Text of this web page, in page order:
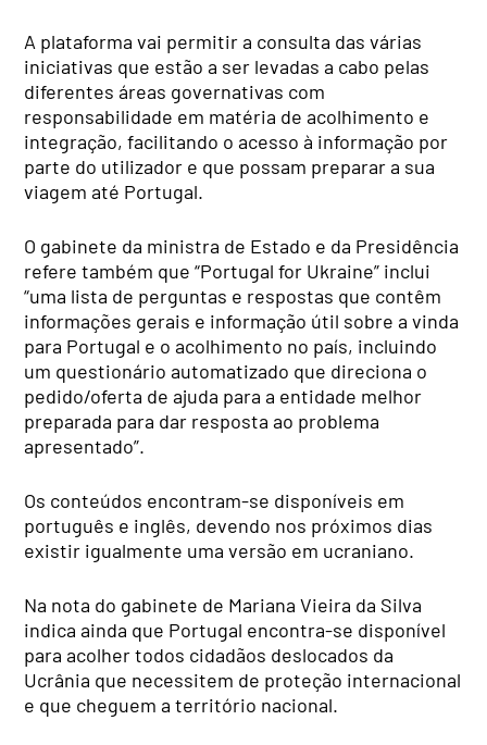
A plataforma vai permitir a consulta das várias
iniciativas que estão a ser levadas a cabo pelas
diferentes áreas governativas com
responsabilidade em matéria de acolhimento e
integração, facilitando o acesso à informação por
parte do utilizador e que possam preparar a sua
viagem até Portugal.
O gabinete da ministra de Estado e da Presidência
refere também que “Portugal for Ukraine” inclui
“uma lista de perguntas e respostas que contêm
informações gerais e informação útil sobre a vinda
para Portugal e o acolhimento no país, incluindo
um questionário automatizado que direciona o
pedido/oferta de ajuda para a entidade melhor
preparada para dar resposta ao problema
apresentado”.
Os conteúdos encontram-se disponíveis em
português e inglês, devendo nos próximos dias
existir igualmente uma versão em ucraniano.
Na nota do gabinete de Mariana Vieira da Silva
indica ainda que Portugal encontra-se disponível
para acolher todos cidadãos deslocados da
Ucrânia que necessitem de proteção internacional
e que cheguem a território nacional.